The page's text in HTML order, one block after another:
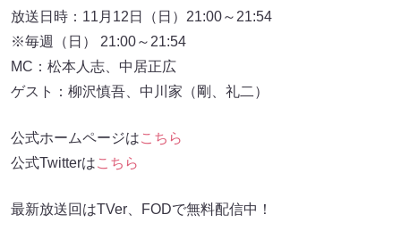
放送日時：11月12日（日）21:00～21:54
※毎週（日） 21:00～21:54
MC：松本人志、中居正広
ゲスト：柳沢慎吾、中川家（剛、礼二）
公式ホームページはこちら
公式Twitterはこちら
最新放送回はTVer、FODで無料配信中！